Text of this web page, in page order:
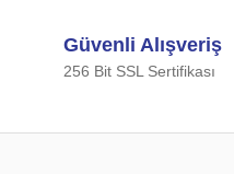
Güvenli Alışveriş
256 Bit SSL Sertifikası